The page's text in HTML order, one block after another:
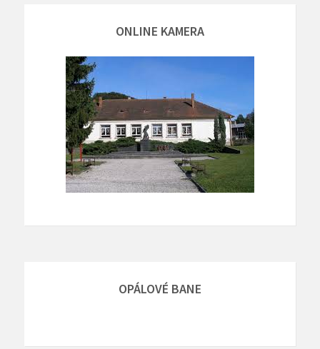
ONLINE KAMERA
OPÁLOVÉ BANE